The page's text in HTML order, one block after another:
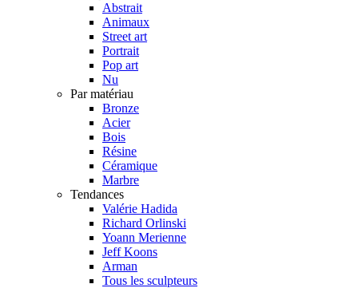
Abstrait
Animaux
Street art
Portrait
Pop art
Nu
Par matériau
Bronze
Acier
Bois
Résine
Céramique
Marbre
Tendances
Valérie Hadida
Richard Orlinski
Yoann Merienne
Jeff Koons
Arman
Tous les sculpteurs